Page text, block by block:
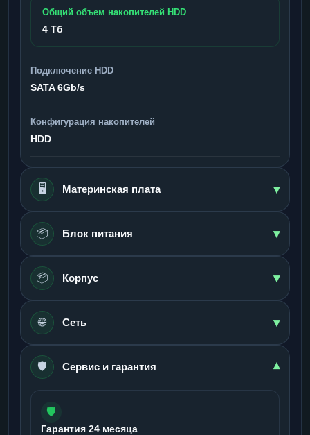
Общий объем накопителей HDD
4 Тб
Подключение HDD
SATA 6Gb/s
Конфигурация накопителей
HDD
🖥️ Материнская плата ▾
📦 Блок питания ▾
📦 Корпус ▾
🌐 Сеть ▾
🛡️ Сервис и гарантия ▾
🛡️
Гарантия 24 месяца